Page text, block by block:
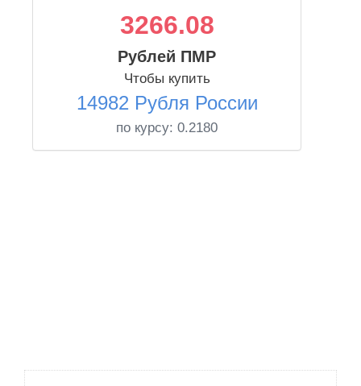
3266.08
Рублей ПМР
Чтобы купить
14982 Рубля России
по курсу: 0.2180